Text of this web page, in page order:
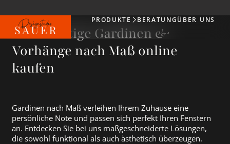
Produkte
PRODUKTE BERATUNGÜBER UNS
Hochwertige Gardinen &
Vorhänge nach Maß online
kaufen
Gardinen nach Maß verleihen Ihrem Zuhause eine
persönliche Note und passen sich perfekt Ihren Fenstern
an. Entdecken Sie bei uns maßgeschneiderte Lösungen,
die sowohl funktional als auch ästhetisch überzeugen.